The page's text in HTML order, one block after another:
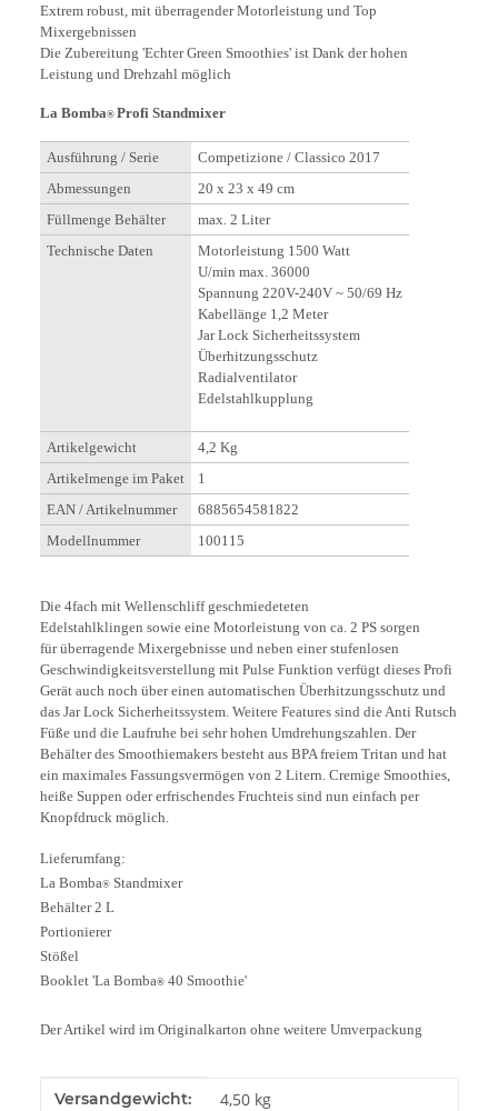
Extrem robust, mit überragender Motorleistung und Top
Mixergebnissen
Die Zubereitung 'Echter Green Smoothies' ist Dank der hohen
Leistung und Drehzahl möglich
La Bomba® Profi Standmixer
Ausführung / Serie
Competizione / Classico 2017
Abmessungen
20 x 23 x 49 cm
Füllmenge Behälter
max. 2 Liter
Technische Daten
Motorleistung 1500 Watt
U/min max. 36000
Spannung 220V-240V ~ 50/69 Hz
Kabellänge 1,2 Meter
Jar Lock Sicherheitssystem
Überhitzungsschutz
Radialventilator
Edelstahlkupplung
Artikelgewicht
4,2 Kg
Artikelmenge im Paket
1
EAN / Artikelnummer
6885654581822
Modellnummer
100115
Die 4fach mit Wellenschliff geschmiedeteten
Edelstahlklingen sowie eine Motorleistung von ca. 2 PS sorgen
für überragende Mixergebnisse und neben einerstufenlosen
Geschwindigkeitsverstellung mit Pulse Funktion verfügt dieses Profi
Gerät auch noch über einen automatischen Überhitzungsschutz und
das Jar Lock Sicherheitssystem. Weitere Features sind die Anti Rutsch
Füße und die Laufruhe bei sehr hohen Umdrehungszahlen. Der
Behälter des Smoothiemakers besteht aus BPA freiem Tritan und hat
ein maximales Fassungsvermögen von 2 Litern. Cremige Smoothies,
heiße Suppen oder erfrischendes Fruchteis sind nun einfach per
Knopfdruck möglich.
Lieferumfang:
La Bomba® Standmixer
Behälter 2 L
Portionierer
Stößel
Booklet 'La Bomba® 40 Smoothie'
Der Artikel wird im Originalkarton ohne weitere Umverpackung
Produkteigenschaft
Wert
Versandgewicht: 4,50 kg